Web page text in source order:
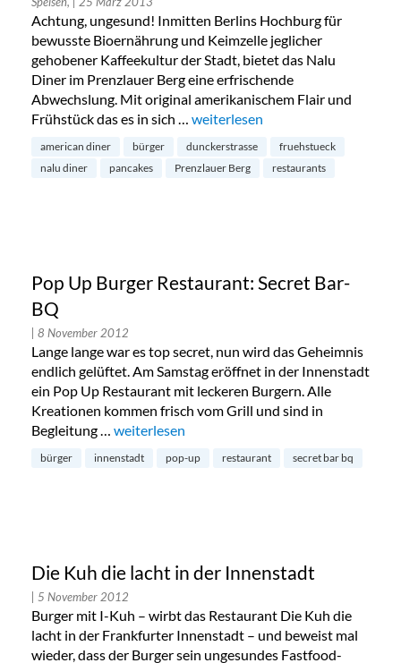
Achtung, ungesund! Inmitten Berlins Hochburg für
bewusste Bioernährung und Keimzelle jeglicher
gehobener Kaffeekultur der Stadt, bietet das Nalu
Diner im Prenzlauer Berg eine erfrischende
Abwechslung. Mit original amerikanischem Flair und
Frühstück das es in sich … „Nalu Diner im Prenzlauer Berg“
weiterlesen
american diner bürger dunckerstrasse
fruehstueck
nalu diner
pancakes Prenzlauer Berg restaurants
Pop Up Burger Restaurant: Secret Bar-
BQ
| 8 November 2012
Lange lange war es top secret, nun wird das Geheimnis
endlich gelüftet. Am Samstag eröffnet in der Innenstadt
ein Pop Up Restaurant mit leckeren Burgern. Alle
Kreationen kommen frisch vom Grill und sind in
Begleitung … „Pop Up Burger Restaurant: Secret Bar-BQ“
weiterlesen
bürger innenstadt pop-up restaurant secret bar bq
Die Kuh die lacht in der Innenstadt
| 5 November 2012
Burger mit I-Kuh – wirbt das Restaurant Die Kuh die
lacht in der Frankfurter Innenstadt – und beweist mal
wieder, dass der Burger sein ungesundes Fastfood-